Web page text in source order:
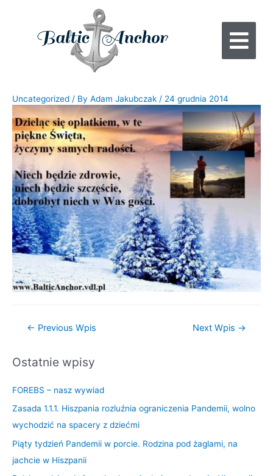
Uncategorized / By Adam Jakubczak / 24 grudnia 2014
← Previous Wpis Next Wpis →
Ostatnie wpisy
FOREBS – nasz wywiad
Zasada 1.1.1. Hiszpania rozluźnia ograniczenia Pandemii, wolno
wychodzić na spacery z dziećmi
Piąty tydzień Pandemii w porcie. Rodzina pod żaglami, na
jachcie w Hiszpanii